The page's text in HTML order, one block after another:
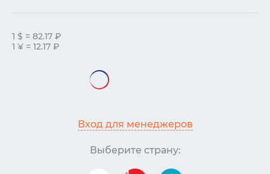
1 $ = 82.17 ₽
1 ¥ = 12.17 ₽
Вход для менеджеров
Выберите страну: